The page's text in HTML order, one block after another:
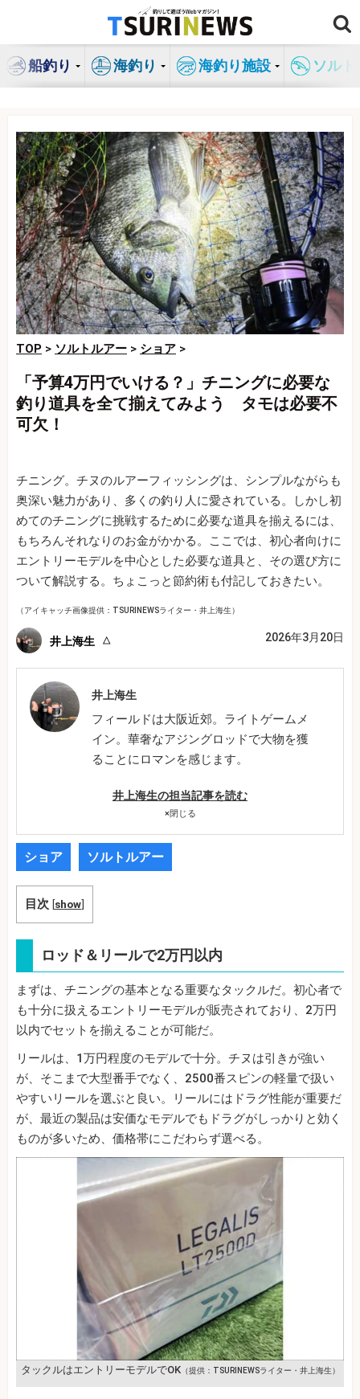
ン
船釣り 海釣り 海釣り施設 ソル
TOP > ソルトルアー > ショア >
「予算4万円でいける？」チニングに必要な
釣り道具を全て揃えてみよう タモは必要不
可欠！
チニング。チヌのルアーフィッシングは、シンプルながらも
奥深い魅力があり、多くの釣り人に愛されている。しかし初
めてのチニングに挑戦するために必要な道具を揃えるには、
もちろんそれなりのお金がかかる。ここでは、初心者向けに
エントリーモデルを中心とした必要な道具と、その選び方に
ついて解説する。ちょこっと節約術も付記しておきたい。
（アイキャッチ画像提供：TSURINEWSライター・井上海生）
井上海生 2026年3月20日
井上海生
フィールドは大阪近郊。ライトゲームメ
イン。華奢なアジングロッドで大物を獲
ることにロマンを感じます。
井上海生の担当記事を読む
×閉じる
ショア ソルトルアー
目次 [show]
ロッド＆リールで2万円以内
まずは、チニングの基本となる重要なタックルだ。初心者で
も十分に扱えるエントリーモデルが販売されており、2万円
以内でセットを揃えることが可能だ。
リールは、1万円程度のモデルで十分。チヌは引きが強い
が、そこまで大型番手でなく、2500番スピンの軽量で扱い
やすいリールを選ぶと良い。リールにはドラグ性能が重要だ
が、最近の製品は安価なモデルでもドラグがしっかりと効く
ものが多いため、価格帯にこだわらず選べる。
タックルはエントリーモデルでOK（提供：TSURINEWSライター・井上海生）